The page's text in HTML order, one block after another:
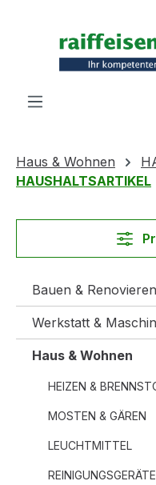
Haus & Wohnen
HAUSHALTSARTIKEL
Bauen & Renovieren
Werkstatt &
Haus & Wohnen
HEIZEN &
MOSTEN & GÄREN
LEUCHTMITTEL